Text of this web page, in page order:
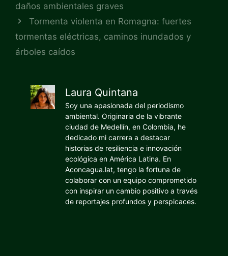
daños ambientales graves
Tormenta violenta en Romagna: fuertes
tormentas eléctricas, caminos inundados y
árboles caídos
Laura Quintana
Soy una apasionada del periodismo
ambiental. Originaria de la vibrante
ciudad de Medellín, en Colombia, he
dedicado mi carrera a destacar
historias de resiliencia e innovación
ecológica en América Latina. En
Aconcagua.lat, tengo la fortuna de
colaborar con un equipo comprometido
con inspirar un cambio positivo a través
de reportajes profundos y perspicaces.